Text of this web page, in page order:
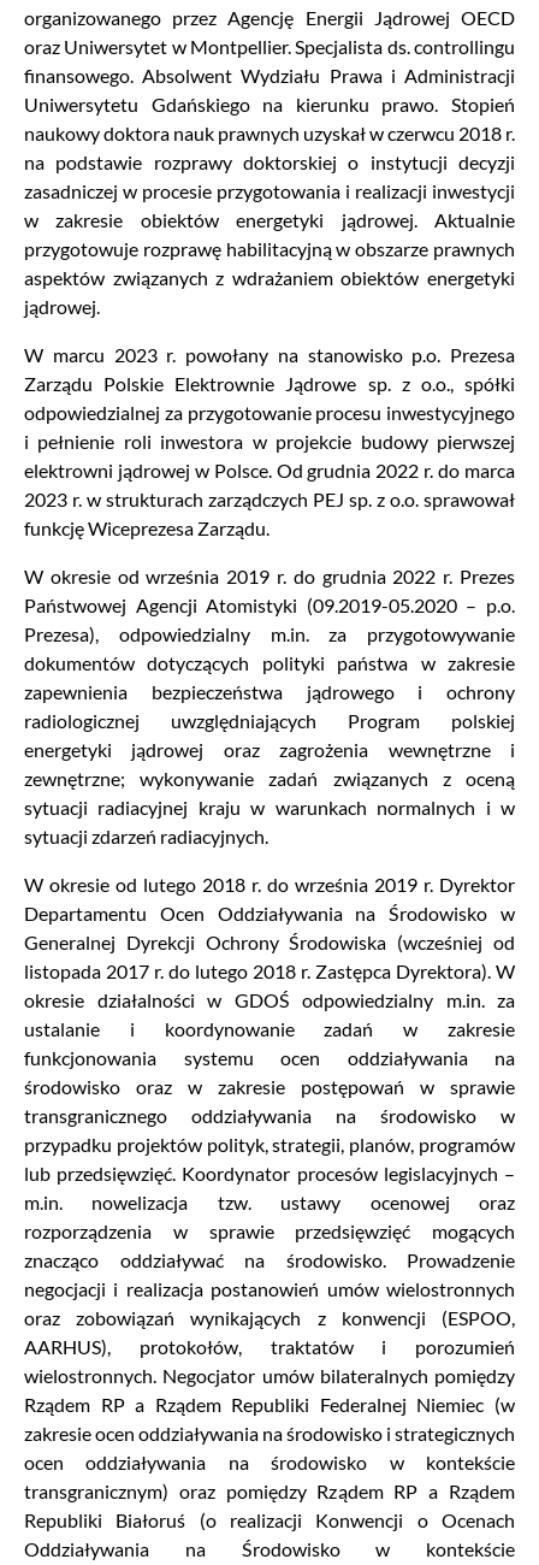
organizowanego przez Agencję Energii Jądrowej OECD
oraz Uniwersytet w Montpellier. Specjalista ds. controllingu
finansowego. Absolwent Wydziału Prawa i Administracji
Uniwersytetu Gdańskiego na kierunku prawo. Stopień
naukowy doktora nauk prawnych uzyskał w czerwcu 2018 r.
na podstawie rozprawy doktorskiej o instytucji decyzji
zasadniczej w procesie przygotowania i realizacji inwestycji
w zakresie obiektów energetyki jądrowej. Aktualnie
przygotowuje rozprawę habilitacyjną w obszarze prawnych
aspektów związanych z wdrażaniem obiektów energetyki
jądrowej.
W marcu 2023 r. powołany na stanowisko p.o. Prezesa
Zarządu Polskie Elektrownie Jądrowe sp. z o.o., spółki
odpowiedzialnej za przygotowanie procesu inwestycyjnego
i pełnienie roli inwestora w projekcie budowy pierwszej
elektrowni jądrowej w Polsce. Od grudnia 2022 r. do marca
2023 r. w strukturach zarządczych PEJ sp. z o.o. sprawował
funkcję Wiceprezesa Zarządu.
W okresie od września 2019 r. do grudnia 2022 r. Prezes
Państwowej Agencji Atomistyki (09.2019-05.2020 – p.o.
Prezesa), odpowiedzialny m.in. za przygotowywanie
dokumentów dotyczących polityki państwa w zakresie
zapewnienia bezpieczeństwa jądrowego i ochrony
radiologicznej uwzględniających Program polskiej
energetyki jądrowej oraz zagrożenia wewnętrzne i
zewnętrzne; wykonywanie zadań związanych z oceną
sytuacji radiacyjnej kraju w warunkach normalnych i w
sytuacji zdarzeń radiacyjnych.
W okresie od lutego 2018 r. do września 2019 r. Dyrektor
Departamentu Ocen Oddziaływania na Środowisko w
Generalnej Dyrekcji Ochrony Środowiska (wcześniej od
listopada 2017 r. do lutego 2018 r. Zastępca Dyrektora). W
okresie działalności w GDOŚ odpowiedzialny m.in. za
ustalanie i koordynowanie zadań w zakresie
funkcjonowania systemu ocen oddziaływania na
środowisko oraz w zakresie postępowań w sprawie
transgranicznego oddziaływania na środowisko w
przypadku projektów polityk, strategii, planów, programów
lub przedsięwzięć. Koordynator procesów legislacyjnych –
m.in. nowelizacja tzw. ustawy ocenowej oraz
rozporządzenia w sprawie przedsięwzięć mogących
znacząco oddziaływać na środowisko. Prowadzenie
negocjacji i realizacja postanowień umów wielostronnych
oraz zobowiązań wynikających z konwencji (ESPOO,
AARHUS), protokołów, traktatów i porozumień
wielostronnych. Negocjator umów bilateralnych pomiędzy
Rządem RP a Rządem Republiki Federalnej Niemiec (w
zakresie ocen oddziaływania na środowisko i strategicznych
ocen oddziaływania na środowisko w kontekście
transgranicznym) oraz pomiędzy Rządem RP a Rządem
Republiki Białoruś (o realizacji Konwencji o Ocenach
Oddziaływania na Środowisko w kontekście